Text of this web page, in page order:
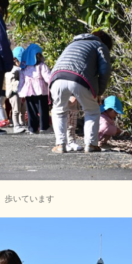
いています